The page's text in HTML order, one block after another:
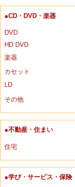
●CD・DVD・楽器
DVD
HD DVD
楽器
カセット
LD
その他
●不動産・住まい
住宅
●学び・サービス・保険